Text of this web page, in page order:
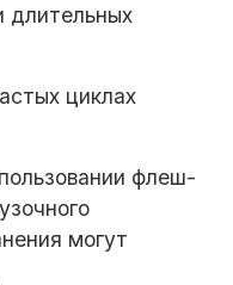
длительных
циклах
флеш-
могут